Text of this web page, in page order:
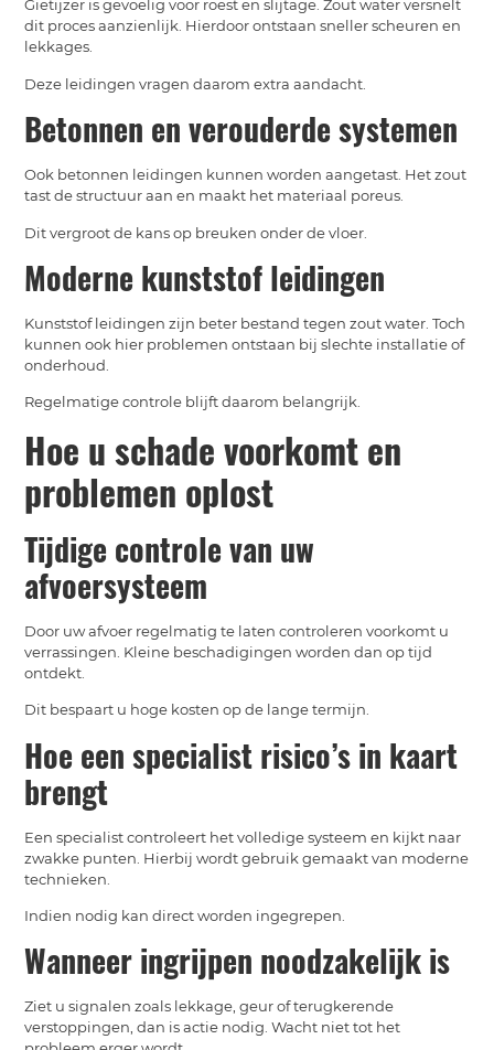
Gietijzer is gevoelig voor roest en slijtage. Zout water versnelt
dit proces aanzienlijk. Hierdoor ontstaan sneller scheuren en
lekkages.
Deze leidingen vragen daarom extra aandacht.
Betonnen en verouderde systemen
Ook betonnen leidingen kunnen worden aangetast. Het zout
tast de structuur aan en maakt het materiaal poreus.
Dit vergroot de kans op breuken onder de vloer.
Moderne kunststof leidingen
Kunststof leidingen zijn beter bestand tegen zout water. Toch
kunnen ook hier problemen ontstaan bij slechte installatie of
onderhoud.
Regelmatige controle blijft daarom belangrijk.
Hoe u schade voorkomt en
problemen oplost
Tijdige controle van uw
afvoersysteem
Door uw afvoer regelmatig te laten controleren voorkomt u
verrassingen. Kleine beschadigingen worden dan op tijd
ontdekt.
Dit bespaart u hoge kosten op de lange termijn.
Hoe een specialist risico’s in kaart
brengt
Een specialist controleert het volledige systeem en kijkt naar
zwakke punten. Hierbij wordt gebruik gemaakt van moderne
technieken.
Indien nodig kan direct worden ingegrepen.
Wanneer ingrijpen noodzakelijk is
Ziet u signalen zoals lekkage, geur of terugkerende
verstoppingen, dan is actie nodig. Wacht niet tot het